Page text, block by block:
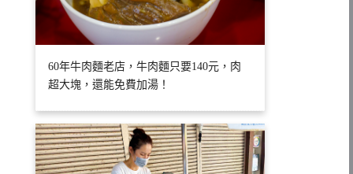
60年牛肉麵老店，牛肉麵只要140元，肉
超大塊，還能免費加湯！